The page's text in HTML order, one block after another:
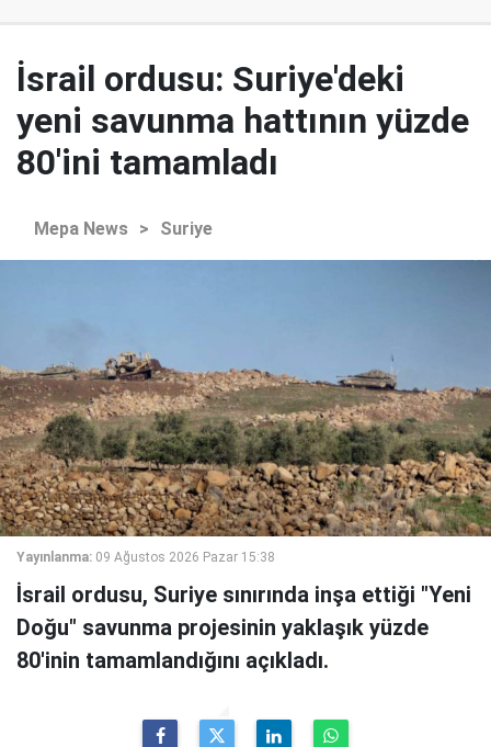
İsrail ordusu: Suriye'deki
yeni savunma hattının yüzde
80'ini tamamladı
Mepa News > Suriye
Yayınlanma: 09 Ağustos 2026 Pazar 15:38
İsrail ordusu, Suriye sınırında inşa ettiği "Yeni
Doğu" savunma projesinin yaklaşık yüzde
80'inin tamamlandığını açıkladı.